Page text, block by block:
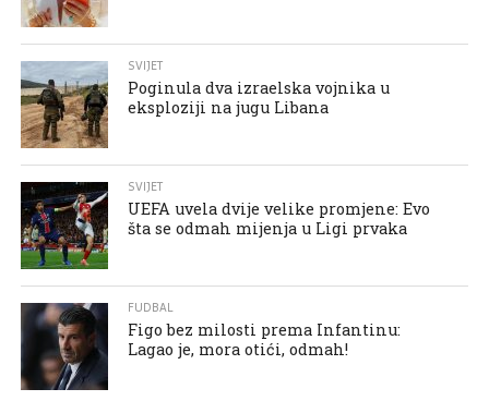
SVIJET
Poginula dva izraelska vojnika u
eksploziji na jugu Libana
SVIJET
UEFA uvela dvije velike promjene: Evo
šta se odmah mijenja u Ligi prvaka
FUDBAL
Figo bez milosti prema Infantinu:
Lagao je, mora otići, odmah!